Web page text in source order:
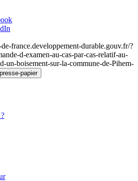
france.developpement-durable.gouv.fr/?
d-examen-au-cas-par-cas-relatif-au-
un-boisement-sur-la-commune-de-Pihem-
papier